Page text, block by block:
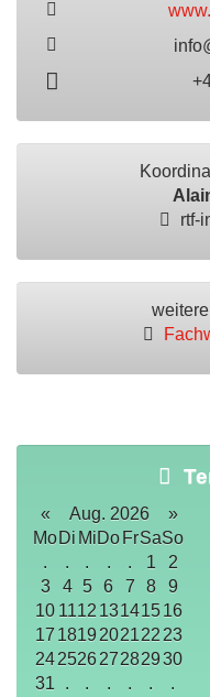
rtf-
« Aug. 2026
»
MoDi MiDo FrSaSo
.
. . . . 1
2
3
4 5 6 7 8
9
10 1112 13141516
17 1819 202122 23
24252627282930
31
. . . . .
.